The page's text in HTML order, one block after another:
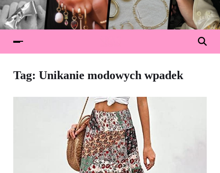
Tag: Unikanie modowych wpadek